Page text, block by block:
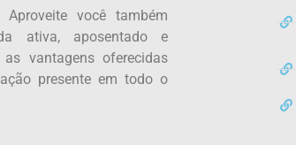
Aproveite você também
ativa, aposentado e
as vantagens oferecidas
presente em todo o